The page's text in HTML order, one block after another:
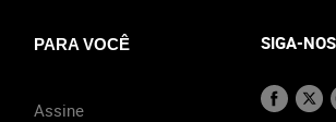
PARA VOCÊ
Assine
SIGA-NOS